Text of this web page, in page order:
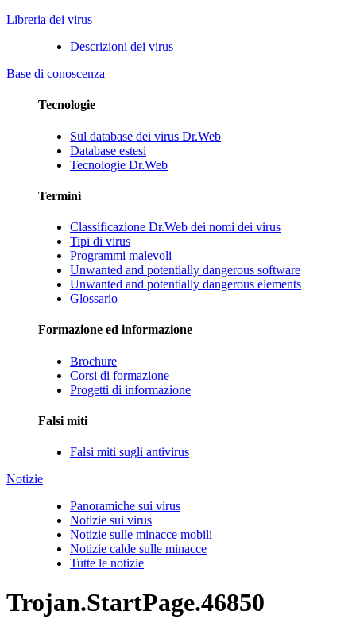
Libreria dei virus
Descrizioni dei virus
Base di conoscenza
Tecnologie
Sul database dei virus Dr.Web
Database estesi
Tecnologie Dr.Web
Termini
Classificazione Dr.Web dei nomi dei virus
Tipi di virus
Programmi malevoli
Unwanted and potentially dangerous software
Unwanted and potentially dangerous elements
Glossario
Formazione ed informazione
Brochure
Corsi di formazione
Progetti di informazione
Falsi miti
Falsi miti sugli antivirus
Notizie
Panoramiche sui virus
Notizie sui virus
Notizie sulle minacce mobili
Notizie calde sulle minacce
Tutte le notizie
Trojan.StartPage.46850